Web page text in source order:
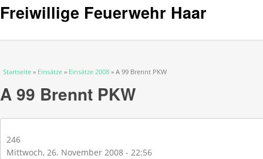
Freiwillige Feuerwehr Haar
Sie sind hier
Startseite » Einsätze » Einsätze 2008 » A 99 Brennt PKW
A 99 Brennt PKW
246
Mittwoch, 26. November 2008 - 22:56